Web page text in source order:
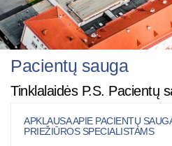
Pacientų sauga
Tinklalaidės P.S. Pacientų
APKLAUSA APIE PACIENTŲ
PRIEŽIŪROS SPECIALISTAMS